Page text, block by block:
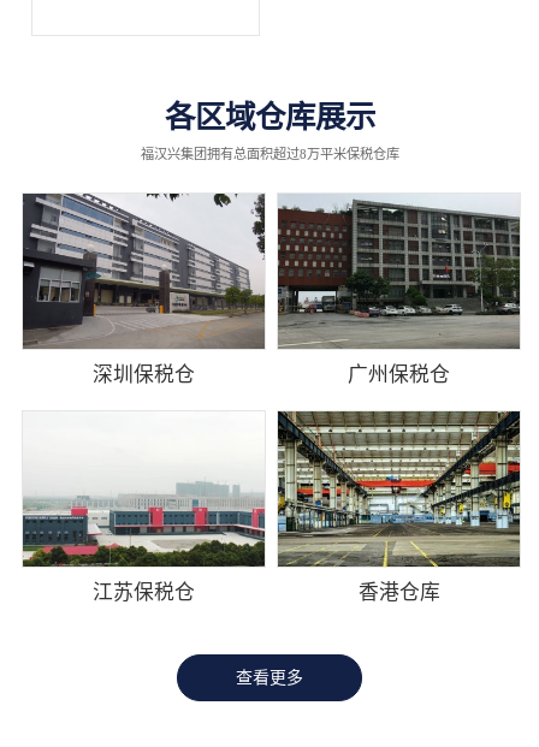
各区域仓库展示
福汉兴集团拥有总面积超过8万平米保税仓库
深圳保税仓 广州保税仓
江苏保税仓 香港仓库
查看更多